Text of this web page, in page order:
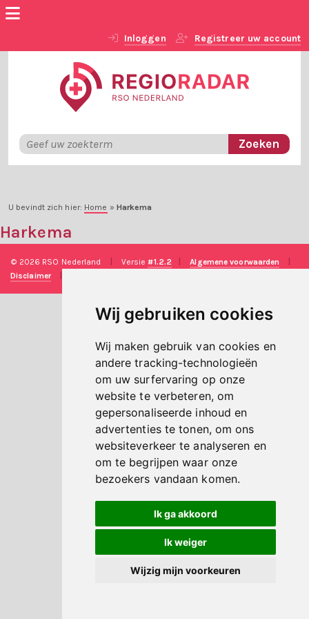
Wij gebruiken cookies
Wij maken gebruik van cookies en
andere tracking-technologieën
om uw surfervaring op onze
website te verbeteren, om
gepersonaliseerde inhoud en
advertenties te tonen, om ons
websiteverkeer te analyseren en
om te begrijpen waar onze
bezoekers vandaan komen.
Ik ga akkoord
Ik weiger
Wijzig mijn voorkeuren
Inloggen Registreer uw account
U bevindt zich hier: Home » Harkema
Harkema
© 2026 RSO Nederland Versie#1.2.2 Algemene voorwaarden
Disclaimer